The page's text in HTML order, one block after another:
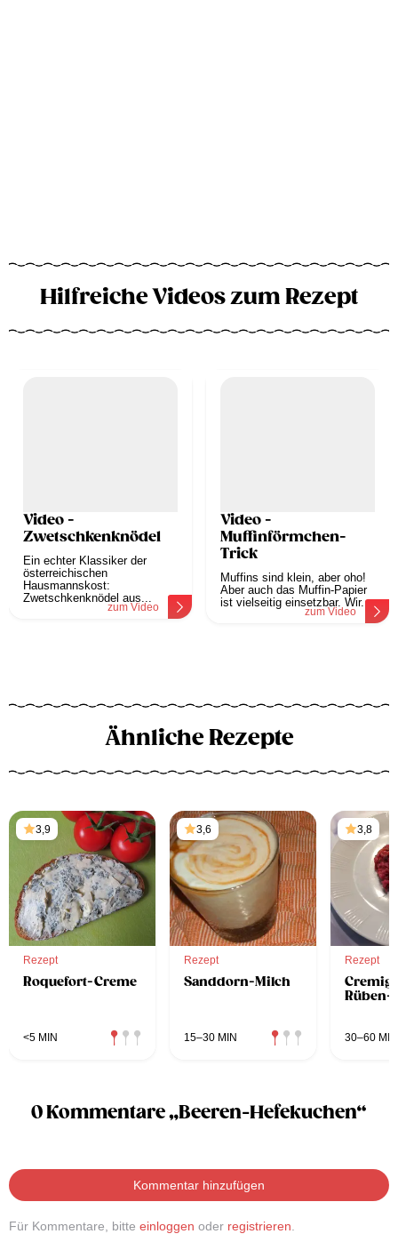
Hilfreiche Videos zum Rezept
Video -
Zwetschkenknödel
Ein echter Klassiker der
österreichischen
Hausmannskost:
Zwetschkenknödel aus...
zum Video
Video -
Muffinförmchen-
Trick
Muffins sind klein, aber oho!
Aber auch das Muffin-Papier
ist vielseitig einsetzbar. Wir...
zum Video
Ähnliche Rezepte
3,9
Rezept
Roquefort-Creme
<5 MIN
3,6
Rezept
Sanddorn-Milch
15–30 MIN
3,8
Rezept
Rüben-
30–60 MIN
0 Kommentare „Beeren-Hefekuchen“
Kommentar hinzufügen
Für Kommentare, bitte einloggen oder registrieren.